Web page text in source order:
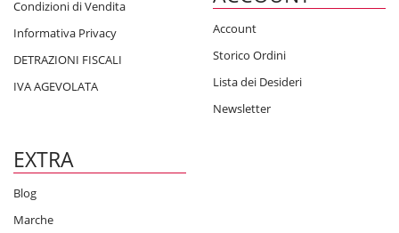
Condizioni di Vendita
Informativa Privacy
DETRAZIONI FISCALI
IVA AGEVOLATA
Account
Storico Ordini
Lista dei Desideri
Newsletter
EXTRA
Blog
Marche